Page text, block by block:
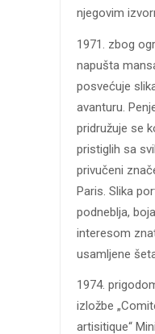
njegovim
1971. zbog
napušta
posvećuje
avanturu.
pridružuje se
pristiglih sa
privučeni
Paris. Slika
podneblja,
interesom
usamljene
1974.
izložbe
artisitique“